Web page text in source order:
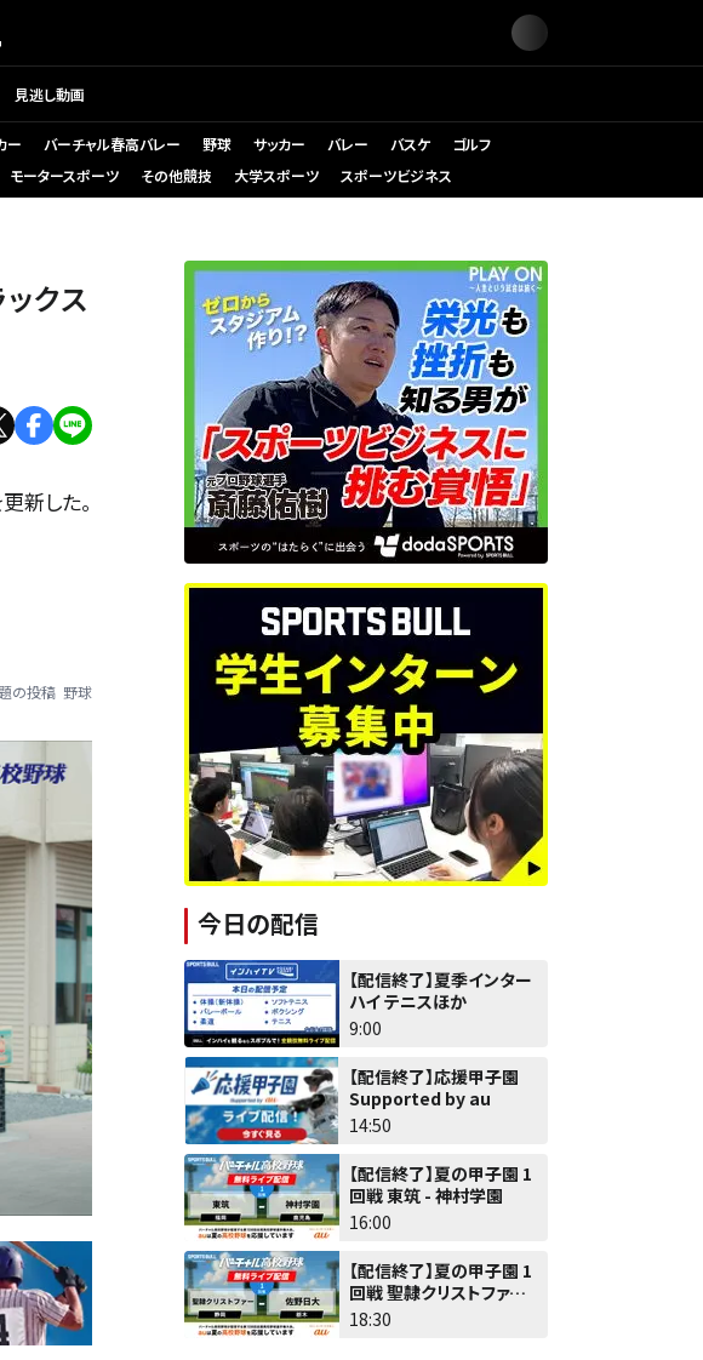
見逃し動画
ー バーチャル春高バレー 野球 サッカー バレー バスケ
ゴルフ
モータースポーツ その他競技 大学スポーツ スポーツビジネス
クス
新した。
の投稿 野球
今日の配信
【配信終了】夏季インター
ハイ テニスほか
9:00
【配信終了】応援甲子園
Supported by au
14:50
【配信終了】夏の甲子園 1
回戦 東筑 - 神村学園
16:00
【配信終了】夏の甲子園 1
回戦 聖隷クリストファー -
佐野日大
18:30